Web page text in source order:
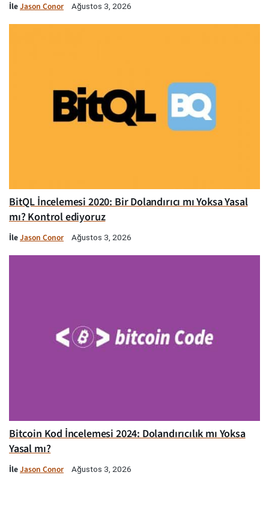
İleJason Conor Ağustos 3, 2026
BitQL İncelemesi 2020: Bir Dolandırıcı mı Yoksa Yasal
mı? Kontrol ediyoruz
İleJason Conor Ağustos 3, 2026
Bitcoin Kod İncelemesi 2024: Dolandırıcılık mı Yoksa
Yasal mı?
İleJason Conor Ağustos 3, 2026